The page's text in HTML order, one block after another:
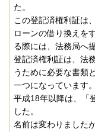
た。
この登記済権利証は
ローンの借り換えを
る際には、法務局へ
登記済権利証は、法
うために必要な書類
一つになっています。
平成18年以降は、「
した。
名前は変わりました